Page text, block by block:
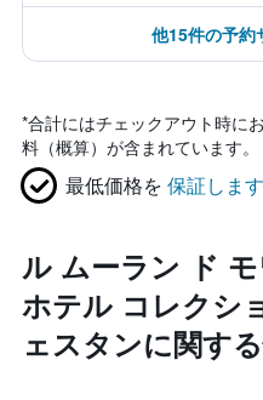
他15件の予約
*合計にはチェックアウト時に
料（概算）が含まれています。
最低価格を 保証します
ル ムーラン ド
ホテル コレクシ
ェスタンに関す